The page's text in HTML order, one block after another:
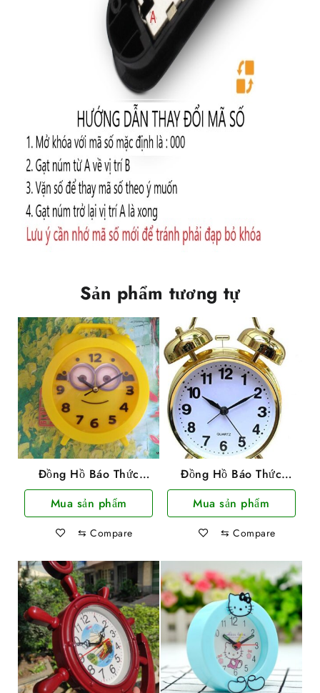
Sản phẩm tương tự
Đồng Hồ Báo Thức
Hình Minion
Mua sản phẩm
⇆ Compare
Đồng Hồ Báo Thức
Chuông Reo
Mua sản phẩm
⇆ Compare